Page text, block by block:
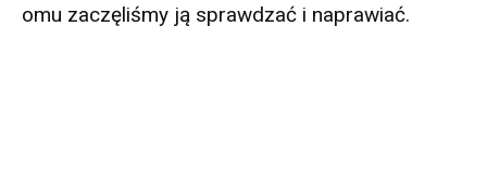
omu zaczęliśmy ją sprawdzać i naprawiać.